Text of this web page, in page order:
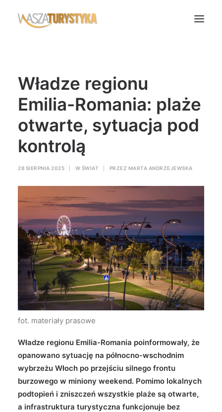
Biura podróży
Transport
Noclegi
Polska
Świat
Wyszukiwanie
Władze regionu
Emilia-Romania: plaże
otwarte, sytuacja pod
kontrolą
28 SIERPNIA 2025 W ŚWIAT PRZEZ MARTA ANDRZEJEWSKA
fot. materiały prasowe
Władze regionu Emilia-Romania poinformowały, że
opanowano sytuację na północno-wschodnim
wybrzeżu Włoch po przejściu silnego frontu
burzowego w miniony weekend. Pomimo lokalnych
podtopień i zniszczeń wszystkie plaże są otwarte,
a infrastruktura turystyczna funkcjonuje bez